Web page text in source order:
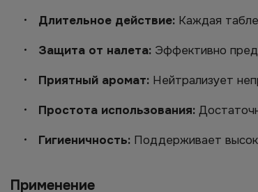
Длительное действие: Каждая
Защита от налета: Эффективно
Приятный аромат: Нейтрализует
Простота использования:
Гигиеничность: Поддерживает
Применение